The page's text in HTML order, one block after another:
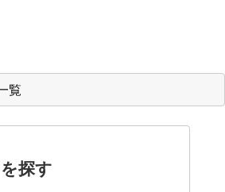
覧
探す